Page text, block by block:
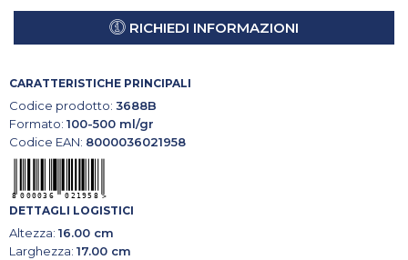
RICHIEDI INFORMAZIONI
CARATTERISTICHE PRINCIPALI
Codice prodotto: 3688B
Formato: 100-500 ml/gr
Codice EAN: 8000036021958
DETTAGLI LOGISTICI
Altezza: 16.00 cm
Larghezza: 17.00 cm